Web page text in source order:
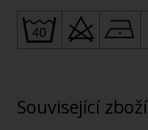
Související zboží